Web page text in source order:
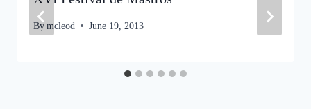
By mcleod June 19, 2013